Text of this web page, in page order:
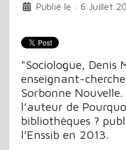
Publié le : 6 Juillet
"Sociologue, Denis
enseignant-
Sorbonne
l’auteur de
bibliothèques ?
l’Enssib en 2013.